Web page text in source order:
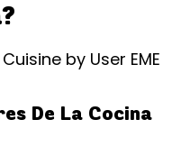
De La Cocina